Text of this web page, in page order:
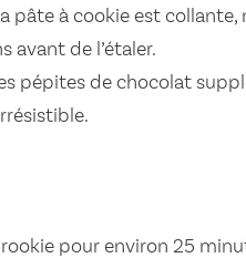
pâte à cookie est collante,
avant de l’étaler.
pépites de chocolat
pour environ 25